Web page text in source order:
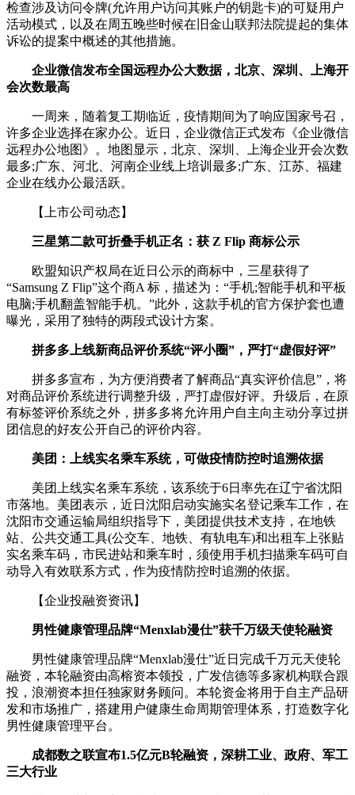
检查涉及访问令牌(允许用户访问其账户的钥匙卡)的可疑用户
活动模式，以及在周五晚些时候在旧金山联邦法院提起的集体
诉讼的提案中概述的其他措施。
企业微信发布全国远程办公大数据，北京、深圳、上海开
会次数最高
一周来，随着复工期临近，疫情期间为了响应国家号召，
许多企业选择在家办公。近日，企业微信正式发布《企业微信
远程办公地图》。地图显示，北京、深圳、上海企业开会次数
最多;广东、河北、河南企业线上培训最多;广东、江苏、福建
企业在线办公最活跃。
【上市公司动态】
三星第二款可折叠手机正名：获 Z Flip 商标公示
欧盟知识产权局在近日公示的商标中，三星获得了
“Samsung Z Flip”这个商A 标，描述为：“手机;智能手机和平板
电脑;手机翻盖智能手机。”此外，这款手机的官方保护套也遭
曝光，采用了独特的两段式设计方案。
拼多多上线新商品评价系统“评小圈”，严打“虚假好评”
拼多多宣布，为方便消费者了解商品“真实评价信息”，将
对商品评价系统进行调整升级，严打虚假好评。升级后，在原
有标签评价系统之外，拼多多将允许用户自主向主动分享过拼
团信息的好友公开自己的评价内容。
美团：上线实名乘车系统，可做疫情防控时追溯依据
美团上线实名乘车系统，该系统于6日率先在辽宁省沈阳
市落地。美团表示，近日沈阳启动实施实名登记乘车工作，在
沈阳市交通运输局组织指导下，美团提供技术支持，在地铁
站、公共交通工具(公交车、地铁、有轨电车)和出租车上张贴
实名乘车码，市民进站和乘车时，须使用手机扫描乘车码可自
动导入有效联系方式，作为疫情防控时追溯的依据。
【企业投融资资讯】
男性健康管理品牌“Menxlab漫仕”获千万级天使轮融资
男性健康管理品牌“Menxlab漫仕”近日完成千万元天使轮
融资，本轮融资由高榕资本领投，广发信德等多家机构联合跟
投，浪潮资本担任独家财务顾问。本轮资金将用于自主产品研
发和市场推广，搭建用户健康生命周期管理体系，打造数字化
男性健康管理平台。
成都数之联宣布1.5亿元B轮融资，深耕工业、政府、军工
三大行业